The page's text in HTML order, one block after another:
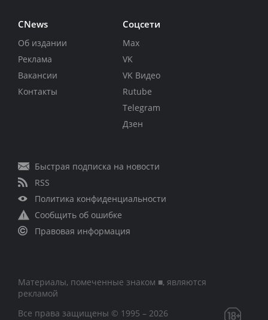
CNews
Об издании
Реклама
Вакансии
Контакты
Соцсети
Max
VK
VK Видео
Rutube
Telegram
Дзен
Быстрая подписка на новости
RSS
Политика конфиденциальности
Сообщить об ошибке
Правовая информация
Материалы, помеченные знаком ■, являются
рекламой
Все права защищены © 1995 – 2026